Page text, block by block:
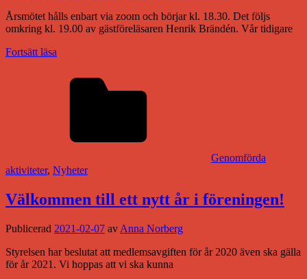
Årsmötet hålls enbart via zoom och börjar kl. 18.30. Det följs
omkring kl. 19.00 av gästföreläsaren Henrik Brändén. Vår tidigare
Fortsätt läsa
Genomförda
aktiviteter, Nyheter
Välkommen till ett nytt år i föreningen!
Publicerad 2021-02-07 av Anna Norberg
Styrelsen har beslutat att medlemsavgiften för år 2020 även ska gälla
för år 2021. Vi hoppas att vi ska kunna